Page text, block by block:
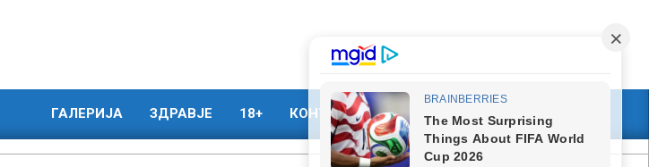
ГАЛЕРИЈА ЗДРАВЈЕ 18+ КОНТАКТ МАРКЕТИНГ